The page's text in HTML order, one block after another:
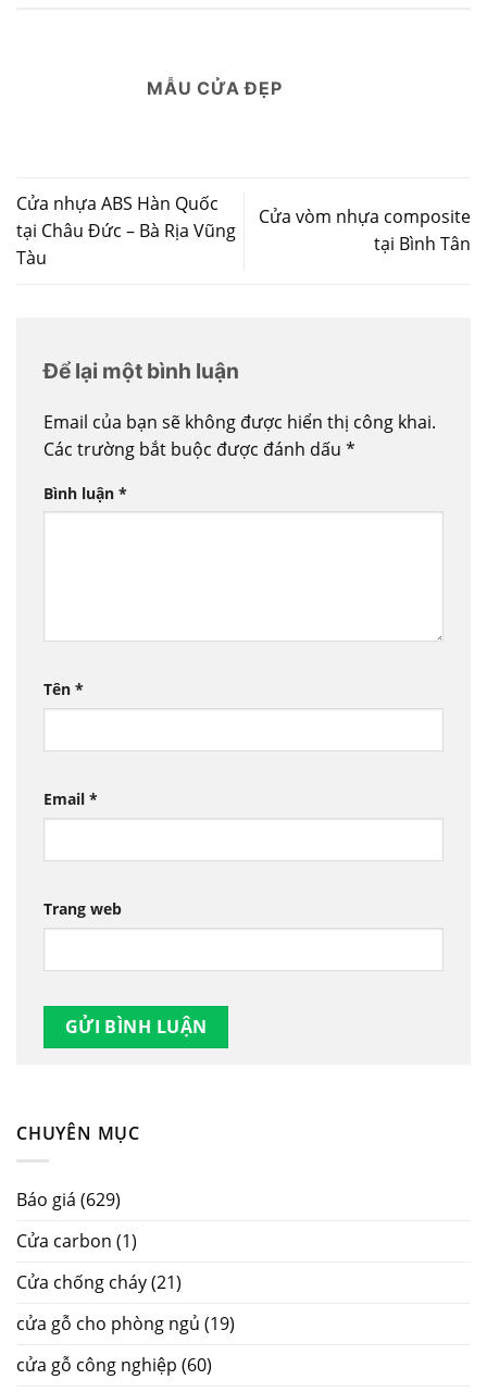
CHUYÊN MỤC
Báo giá (629)
Cửa carbon (1)
Cửa chống cháy(21)
cửa gỗ cho phòng ngủ (19)
cửa gỗ công nghiệp (60)
MẪU CỬA ĐẸP
Cửa nhựa ABS Hàn Quốc
tại Châu Đức – Bà Rịa Vũng
Tàu
Cửa vòm nhựa composite
tại Bình Tân
Để lại một bình luận
Email của bạn sẽ không được hiển thị công khai.
Các trường bắt buộc được đánh dấu *
Bình luận *
Tên *
Email *
Trang web